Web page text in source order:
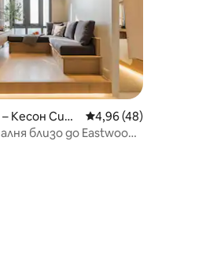
отзива
Кесон Сит
Средна оценка:
4,96 (48)
близо до Eastwood